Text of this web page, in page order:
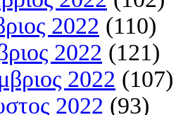
2022 (110)
2022 (121)
2022 (107)
2022 (93)